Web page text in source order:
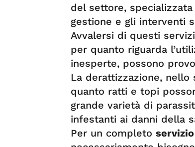
del settore,
gestione e gli interventi
Avvalersi di questi
per quanto riguarda
inesperte, possono
La derattizzazione,
quanto ratti e topi
grande varietà di
infestanti ai danni della
Per un completo